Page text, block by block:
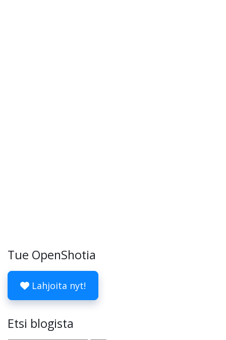
Tue OpenShotia
Lahjoita nyt!
Etsi blogista